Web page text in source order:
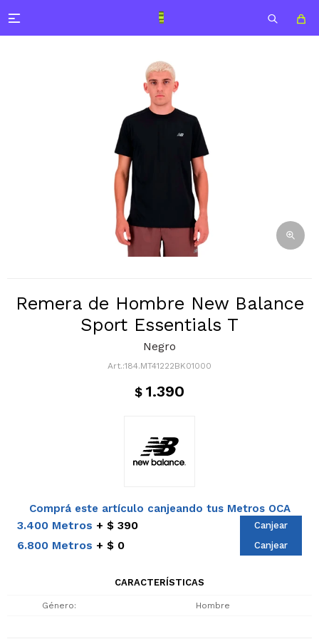

Remera de Hombre New Balance
Sport Essentials T
Negro
184.MT41222BK01000
$ 1.390
Comprá este artículo canjeando tus Metros OCA
3.400 Metros $ 390 Canjear
6.800 Metros $ 0 Canjear
CARACTERÍSTICAS
Género Hombre